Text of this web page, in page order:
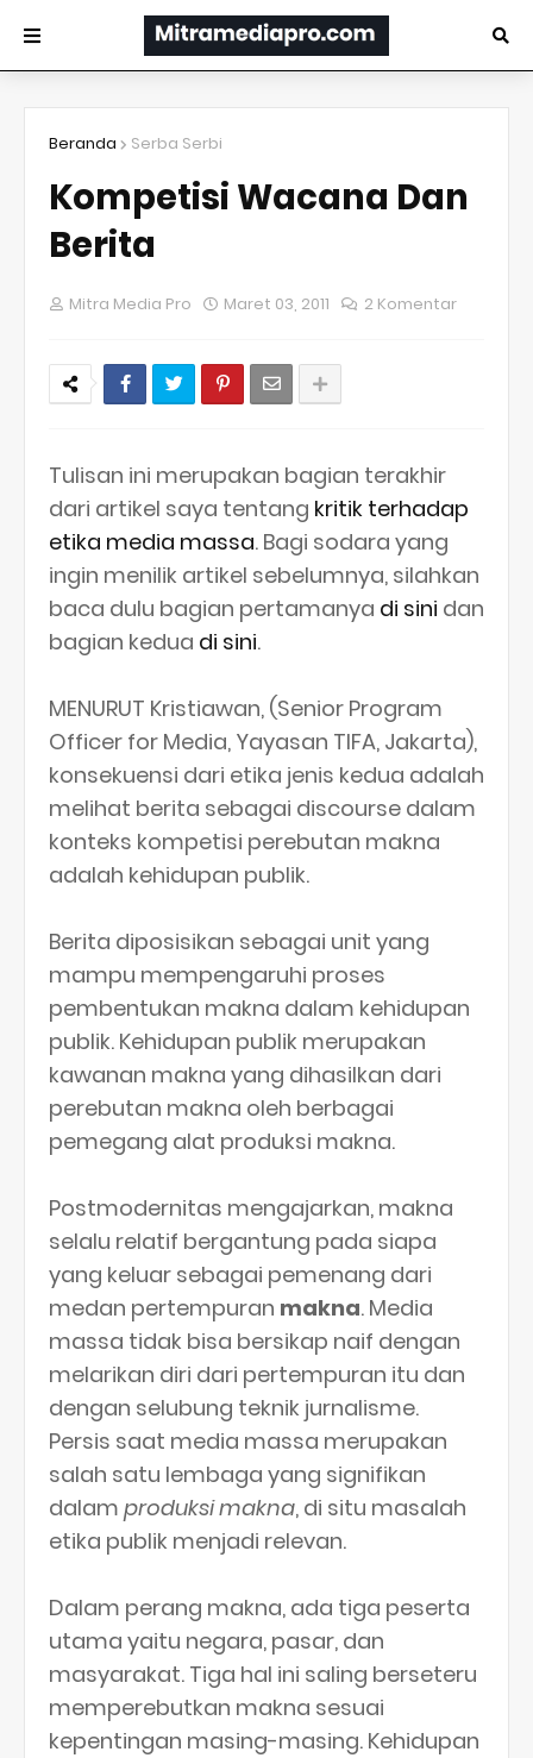
Beranda Serba Serbi
Kompetisi Wacana Dan
Berita
Mitra Media Pro Maret 03, 2011 2 Komentar
Tulisan ini merupakan bagian terakhir
dari artikel saya tentang kritik terhadap
etika media massa. Bagi sodara yang
ingin menilik artikel sebelumnya, silahkan
baca dulu bagian pertamanya di sini dan
bagian kedua di sini.
MENURUT Kristiawan, (Senior Program
Officer for Media, Yayasan TIFA, Jakarta),
konsekuensi dari etika jenis kedua adalah
melihat berita sebagai discourse dalam
konteks kompetisi perebutan makna
adalah kehidupan publik.
Berita diposisikan sebagai unit yang
mampu mempengaruhi proses
pembentukan makna dalam kehidupan
publik. Kehidupan publik merupakan
kawanan makna yang dihasilkan dari
perebutan makna oleh berbagai
pemegang alat produksi makna.
Postmodernitas mengajarkan, makna
selalu relatif bergantung pada siapa
yang keluar sebagai pemenang dari
medan pertempuran makna. Media
massa tidak bisa bersikap naif dengan
melarikan diri dari pertempuran itu dan
dengan selubung teknik jurnalisme.
Persis saat media massa merupakan
salah satu lembaga yang signifikan
dalam produksi makna, di situ masalah
etika publik menjadi relevan.
Dalam perang makna, ada tiga peserta
utama yaitu negara, pasar, dan
masyarakat. Tiga hal ini saling berseteru
memperebutkan makna sesuai
kepentingan masing-masing. Kehidupan